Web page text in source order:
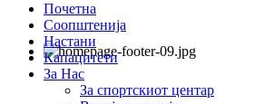
Почетна
Соопштенија
Настани
Капацитети
За Нас
За спортскиот центар